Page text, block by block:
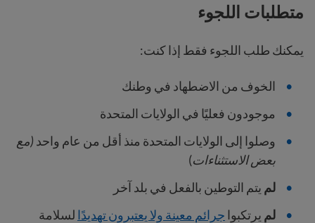
متطلبات اللجوء
يمكنك طلب اللجوء فقط إذا كنت:
الخوف من الاضطهاد في وطنك
موجودون فعليًا في الولايات المتحدة
وصلوا إلى الولايات المتحدة منذ أقل من عام واحد (مع
بعض الاستثناءات)
لم يتم التوطين بالفعل في بلد آخر
لم يرتكبوا جرائم معينة ولا يعتبرون تهديدًا لسلامة